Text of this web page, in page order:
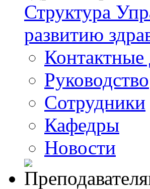
Структура
развитию
Контактные
Руководство
Сотрудники
Кафедры
Новости